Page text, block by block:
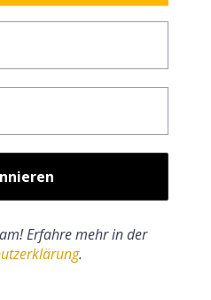
Erfahre mehr in der
.